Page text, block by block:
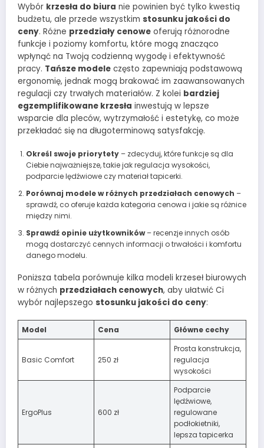
Wybór krzesła do biura nie powinien być tylko kwestią
budżetu, ale przede wszystkim stosunku jakości do
ceny. Różne przedziały cenowe oferują różnorodne
funkcje i poziomy komfortu, które mogą znacząco
wpłynąć na Twoją codzienną wygodę i efektywność
pracy. Tańsze modele często zapewniają podstawową
ergonomię, jednak mogą brakować im zaawansowanych
regulacji czy trwałych materiałów. Z kolei bardziej
egzemplifikowane krzesła inwestują w lepsze
wsparcie dla pleców, wytrzymałość i estetykę, co może
przekładać się na długoterminową satysfakcję.
Określ swoje priorytety– zdecyduj, które funkcje są dla
Ciebie najważniejsze, takie jak regulacja wysokości,
podparcie lędźwiowe czy materiał tapicerki.
Porównaj modele w różnych przedziałach cenowych –
sprawdź, co oferuje każda kategoria cenowa i jakie są różnice
między nimi.
Sprawdź opinie użytkowników– recenzje innych osób
mogą dostarczyć cennych informacji o trwałości i komfortu
danego modelu.
Poniższa tabela porównuje kilka modeli krzeseł biurowych
w różnych przedziałach cenowych, aby ułatwić Ci
wybór najlepszego stosunku jakości do ceny:
Model Cena Główne cechy
Basic Comfort 250 zł
Prosta konstrukcja,
regulacja
wysokości
ErgoPlus 600 zł
Podparcie
lędźwiowe,
regulowane
podłokietniki,
lepsza tapicerka